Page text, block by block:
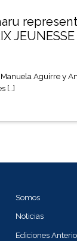
Manuela Aguirre y
[…]
Somos
Noticias
Ediciones